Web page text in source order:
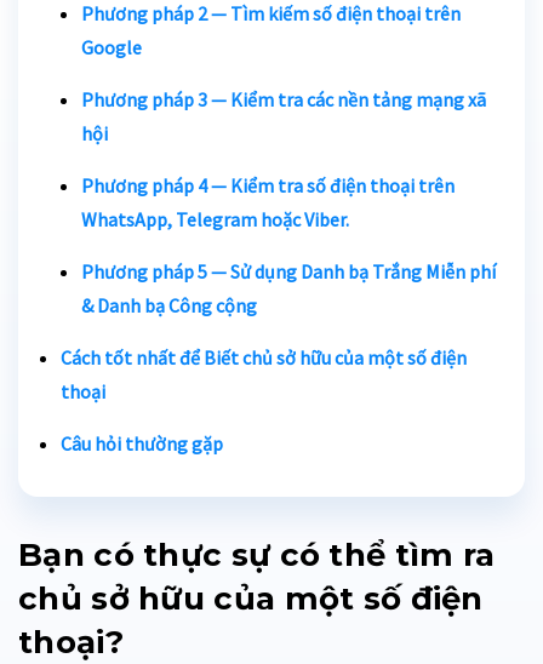
Phương pháp 2 — Tìm kiếm số điện thoại trên
Google
Phương pháp 3 — Kiểm tra các nền tảng mạng xã
hội
Phương pháp 4 — Kiểm tra số điện thoại trên
WhatsApp, Telegram hoặc Viber.
Phương pháp 5 — Sử dụng Danh bạ Trắng Miễn phí
& Danh bạ Công cộng
Cách tốt nhất đểBiết chủ sở hữu của một số điện
thoại
Câu hỏi thường gặp
Bạn có thực sự có thể tìm ra
chủ sở hữu của một số điện
thoại?